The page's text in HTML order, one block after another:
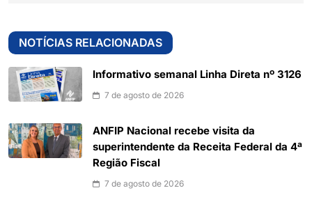
NOTÍCIAS RELACIONADAS
Informativo semanal Linha Direta nº 3126
7 de agosto de 2026
ANFIP Nacional recebe visita da
superintendente da Receita Federal da 4ª
Região Fiscal
7 de agosto de 2026